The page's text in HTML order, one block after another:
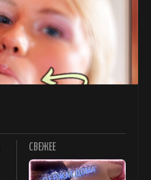
СВЕЖЕЕ